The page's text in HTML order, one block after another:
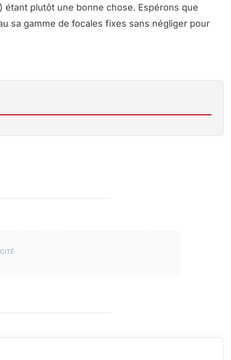
étant plutôt une bonne chose. Espérons que
sa gamme de focales fixes sans négliger pour